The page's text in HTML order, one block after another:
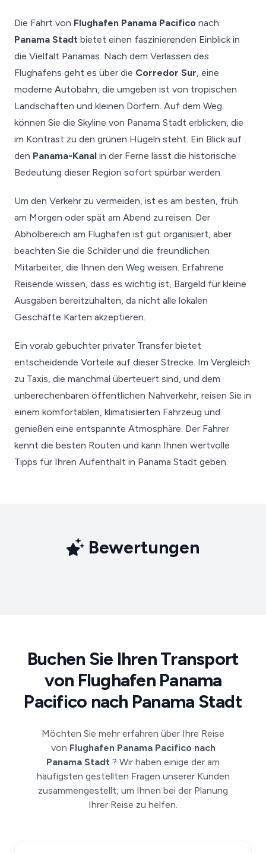
Die Fahrt von Flughafen Panama Pacifico nach
Panama Stadt bietet einen faszinierenden Einblick in
die Vielfalt Panamas. Nach dem Verlassen des
Flughafens geht es über die Corredor Sur, eine
moderne Autobahn, die umgeben ist von tropischen
Landschaften und kleinen Dörfern. Auf dem Weg
können Sie die Skyline von Panama Stadt erblicken, die
im Kontrast zu den grünen Hügeln steht. Ein Blick auf
den Panama-Kanal in der Ferne lässt die historische
Bedeutung dieser Region sofort spürbar werden.
Um den Verkehr zu vermeiden, ist es am besten, früh
am Morgen oder spät am Abend zu reisen. Der
Abholbereich am Flughafen ist gut organisiert, aber
beachten Sie die Schilder und die freundlichen
Mitarbeiter, die Ihnen den Weg weisen. Erfahrene
Reisende wissen, dass es wichtig ist, Bargeld für kleine
Ausgaben bereitzuhalten, da nicht alle lokalen
Geschäfte Karten akzeptieren.
Ein vorab gebuchter privater Transfer bietet
entscheidende Vorteile auf dieser Strecke. Im Vergleich
zu Taxis, die manchmal überteuert sind, und dem
unberechenbaren öffentlichen Nahverkehr, reisen Sie in
einem komfortablen, klimatisierten Fahrzeug und
genießen eine entspannte Atmosphäre. Der Fahrer
kennt die besten Routen und kann Ihnen wertvolle
Tipps für Ihren Aufenthalt in Panama Stadt geben.
Bewertungen
Buchen Sie Ihren Transport
von Flughafen Panama
Pacifico nach Panama Stadt
Möchten Sie mehr erfahren über Ihre Reise
von Flughafen Panama Pacifico nach
Panama Stadt ? Wir haben einige der am
häufigsten gestellten Fragen unserer Kunden
zusammengestellt, um Ihnen bei der Planung
Ihrer Reise zu helfen.